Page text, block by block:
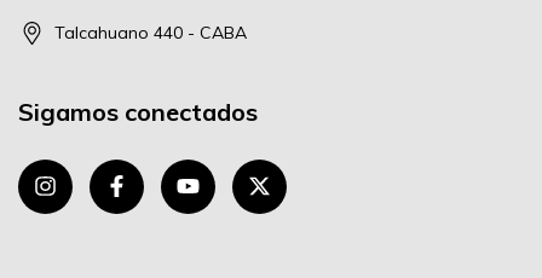
Talcahuano 440 - CABA
Sigamos conectados